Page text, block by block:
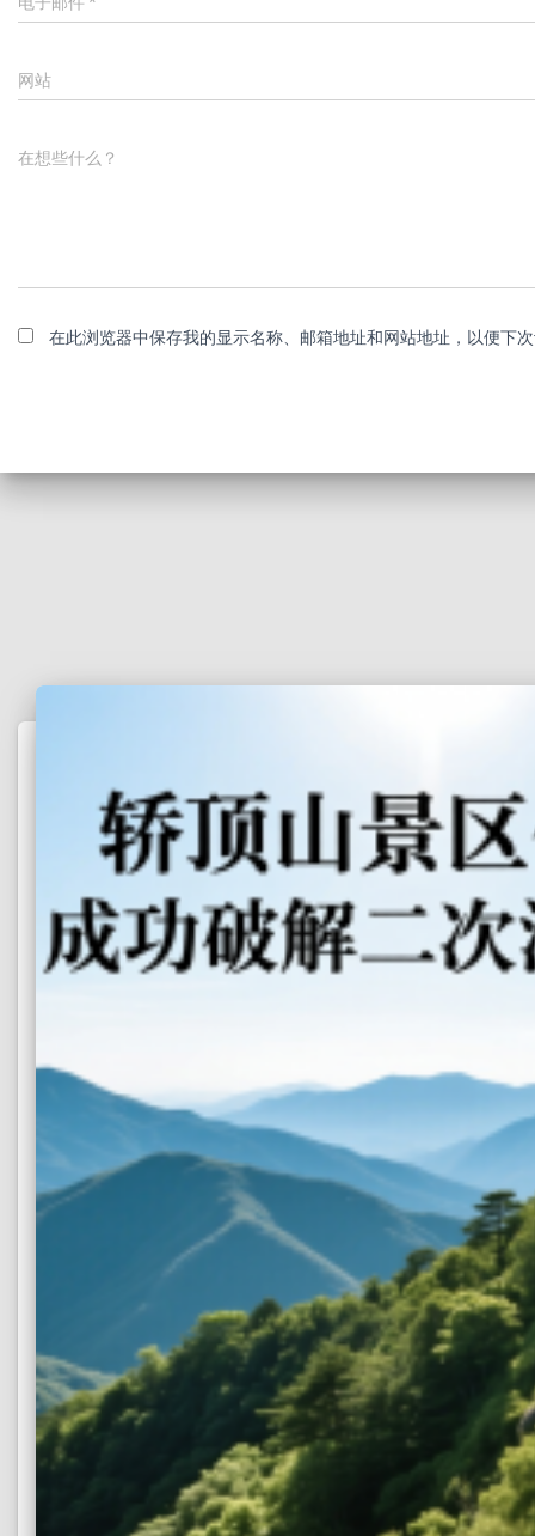
网站
在想些什么？
在此浏览器中保存我的显示名称、邮箱地址和网站地址，以便下